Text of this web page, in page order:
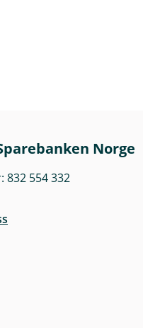
Norge
832 554 332